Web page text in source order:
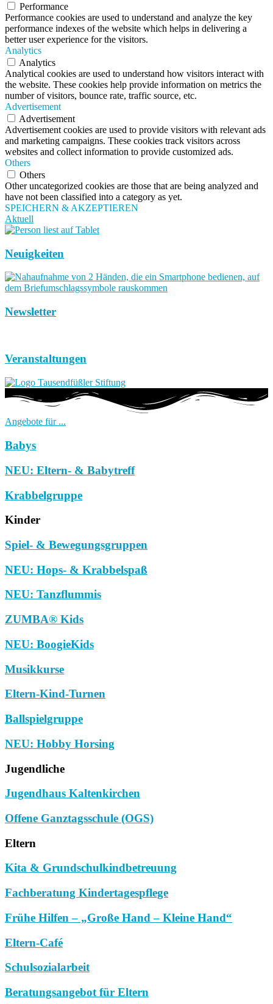
Performance
Performance cookies are used to understand and analyze the key
performance indexes of the website which helps in delivering a
better user experience for the visitors.
Analytics
Analytics
Analytical cookies are used to understand how visitors interact with
the website. These cookies help provide information on metrics the
number of visitors, bounce rate, traffic source, etc.
Advertisement
Advertisement
Advertisement cookies are used to provide visitors with relevant ads
and marketing campaigns. These cookies track visitors across
websites and collect information to provide customized ads.
Others
Others
Other uncategorized cookies are those that are being analyzed and
have not been classified into a category as yet.
SPEICHERN & AKZEPTIEREN
Aktuell
Neuigkeiten
Newsletter
Veranstaltungen
Angebote für ...
Babys
NEU: Eltern- & Babytreff
Krabbelgruppe
Kinder
Spiel- & Bewegungsgruppen
NEU: Hops- & Krabbelspaß
NEU: Tanzflummis
ZUMBA® Kids
NEU: BoogieKids
Musikkurse
Eltern-Kind-Turnen
Ballspielgruppe
NEU: Hobby Horsing
Jugendliche
Jugendhaus Kaltenkirchen
Offene Ganztagsschule (OGS)
Eltern
Kita & Grundschulkindbetreuung
Fachberatung Kindertagespflege
Frühe Hilfen – „Große Hand – Kleine Hand“
Eltern-Café
Schulsozialarbeit
Beratungsangebot für Eltern